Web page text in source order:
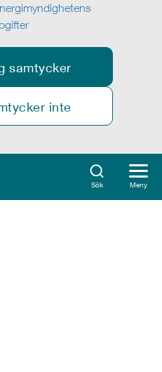
samtycker
inte
Sök Meny